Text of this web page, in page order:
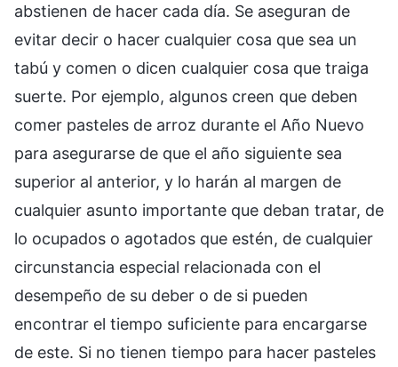
abstienen de hacer cada día. Se aseguran de
evitar decir o hacer cualquier cosa que sea un
tabú y comen o dicen cualquier cosa que traiga
suerte. Por ejemplo, algunos creen que deben
comer pasteles de arroz durante el Año Nuevo
para asegurarse de que el año siguiente sea
superior al anterior, y lo harán al margen de
cualquier asunto importante que deban tratar, de
lo ocupados o agotados que estén, de cualquier
circunstancia especial relacionada con el
desempeño de su deber o de si pueden
encontrar el tiempo suficiente para encargarse
de este. Si no tienen tiempo para hacer pasteles